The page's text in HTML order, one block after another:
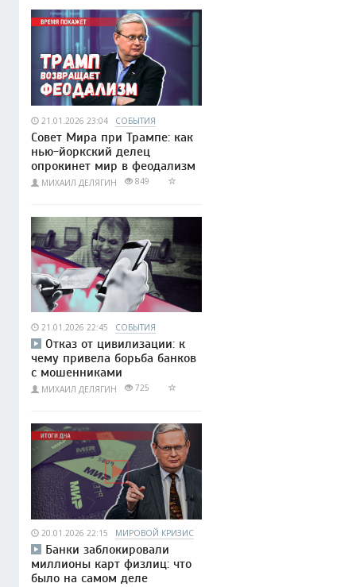
21.01.2026 23:04 СОБЫТИЯ
Совет Мира при Трампе: как
нью-йоркский делец
опрокинет мир в феодализм
МИХАИЛ ДЕЛЯГИН 849
21.01.2026 22:45 СОБЫТИЯ
Отказ от цивилизации: к
чему привела борьба банков
с мошенниками
МИХАИЛ ДЕЛЯГИН 725
20.01.2026 22:15 МИРОВОЙ КРИЗИС
Банки заблокировали
миллионы карт физлиц: что
было на самом деле